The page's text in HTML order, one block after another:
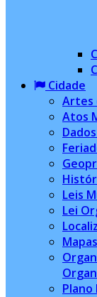
Cidade
Artes
Atos
Leis
Lei
Mapas